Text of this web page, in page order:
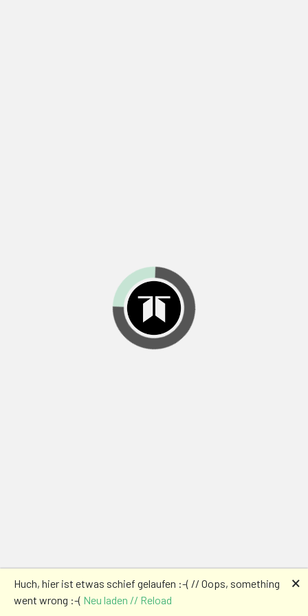
Huch, hier ist etwas schief gelaufen :-( // Oops, something
went wrong :-( Neu laden // Reload
🗙